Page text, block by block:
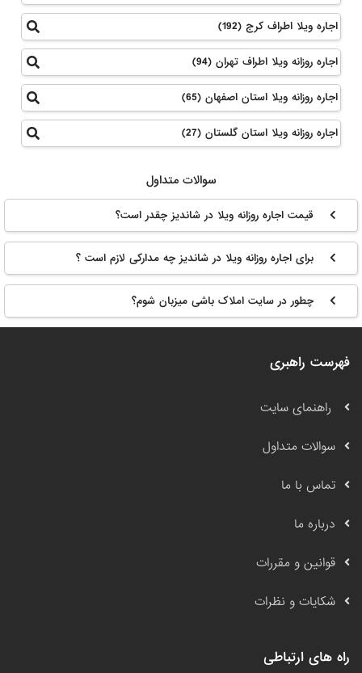
اجاره ویلا اطراف کرج (192)
اجاره روزانه ویلا اطراف تهران (94)
اجاره روزانه ویلا استان اصفهان (65)
اجاره روزانه ویلا استان گلستان (27)
سوالات متداول
قیمت اجاره روزانه ویلا در شاندیز چقدر است؟
برای اجاره روزانه ویلا در شاندیز چه مدارکی لازم است ؟
چطور در سایت املاک باشی میزبان شوم؟
فهرست راهبری
راهنمای سایت
سوالات متداول
تماس با ما
درباره ما
قوانین و مقررات
شکایات و نظرات
راه های ارتباطی